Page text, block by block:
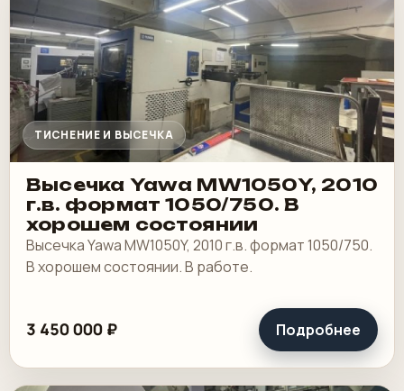
ТИСНЕНИЕ И ВЫСЕЧКА
Высечка Yawa MW1050Y, 2010
г.в. формат 1050/750. В
хорошем состоянии
Высечка Yawa MW1050Y, 2010 г.в. формат 1050/750.
В хорошем состоянии. В работе.
3 450 000 ₽ Подробнее